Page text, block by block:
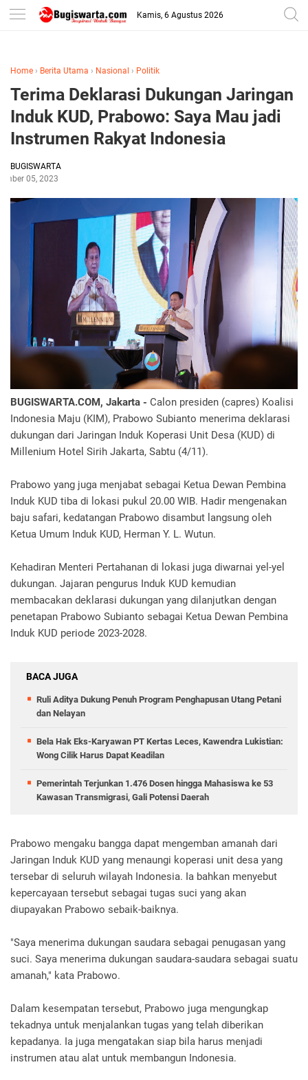
-->
Kamis, 6 Agustus 2026
Home › Berita Utama › Nasional › Politik
Terima Deklarasi Dukungan Jaringan
Induk KUD, Prabowo: Saya Mau jadi
Instrumen Rakyat Indonesia
BUGISWARTA
05, 2023
BUGISWARTA.COM, Jakarta - Calon presiden (capres) Koalisi
Indonesia Maju (KIM), Prabowo Subianto menerima deklarasi
dukungan dari Jaringan Induk Koperasi Unit Desa (KUD) di
Millenium Hotel Sirih Jakarta, Sabtu (4/11).
Prabowo yang juga menjabat sebagai Ketua Dewan Pembina
Induk KUD tiba di lokasi pukul 20.00 WIB. Hadir mengenakan
baju safari, kedatangan Prabowo disambut langsung oleh
Ketua Umum Induk KUD, Herman Y. L. Wutun.
Kehadiran Menteri Pertahanan di lokasi juga diwarnai yel-yel
dukungan. Jajaran pengurus Induk KUD kemudian
membacakan deklarasi dukungan yang dilanjutkan dengan
penetapan Prabowo Subianto sebagai Ketua Dewan Pembina
Induk KUD periode 2023-2028.
BACA JUGA
Ruli Aditya Dukung Penuh Program Penghapusan Utang Petani
dan Nelayan
Bela Hak Eks-Karyawan PT Kertas Leces, Kawendra Lukistian:
Wong Cilik Harus Dapat Keadilan
Pemerintah Terjunkan 1.476 Dosen hingga Mahasiswa ke 53
Kawasan Transmigrasi, Gali Potensi Daerah
Prabowo mengaku bangga dapat mengemban amanah dari
Jaringan Induk KUD yang menaungi koperasi unit desa yang
tersebar di seluruh wilayah Indonesia. Ia bahkan menyebut
kepercayaan tersebut sebagai tugas suci yang akan
diupayakan Prabowo sebaik-baiknya.
"Saya menerima dukungan saudara sebagai penugasan yang
suci. Saya menerima dukungan saudara-saudara sebagai suatu
amanah," kata Prabowo.
Dalam kesempatan tersebut, Prabowo juga mengungkap
tekadnya untuk menjalankan tugas yang telah diberikan
kepadanya. Ia juga mengatakan siap bila harus menjadi
instrumen atau alat untuk membangun Indonesia.